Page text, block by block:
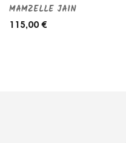
MAMZELLE JAIN
115,00 €